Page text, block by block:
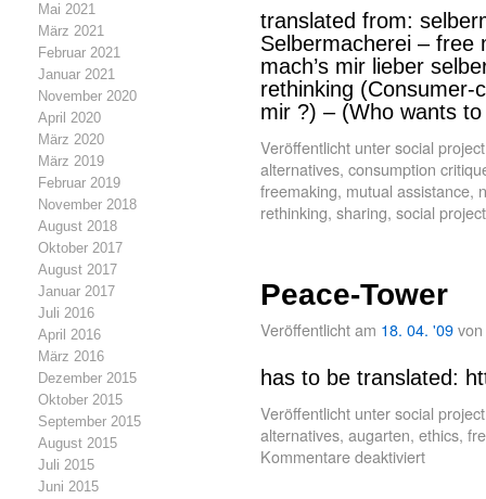
Mai 2021
März 2021
Februar 2021
Januar 2021
November 2020
April 2020
März 2020
März 2019
Februar 2019
November 2018
August 2018
Oktober 2017
August 2017
Januar 2017
Juli 2016
April 2016
März 2016
Dezember 2015
Oktober 2015
September 2015
August 2015
Juli 2015
Juni 2015
translated from:
Selbermacherei – free
mach’s mir lieber
rethinking (Consumer-
mir ?) – (Who wants
Veröffentlicht untersocial project
alternatives, consumption
freemaking, mutual assistance,
rethinking, sharing, social project
Peace-Tower
Veröffentlicht am 18. 04. '09von
has to be translated:
Veröffentlicht untersocial project
alternatives, augarten, ethics,
Kommentare deaktiviert